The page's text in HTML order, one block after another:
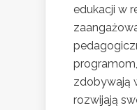
edukacji w
zdobywają
rozwijają